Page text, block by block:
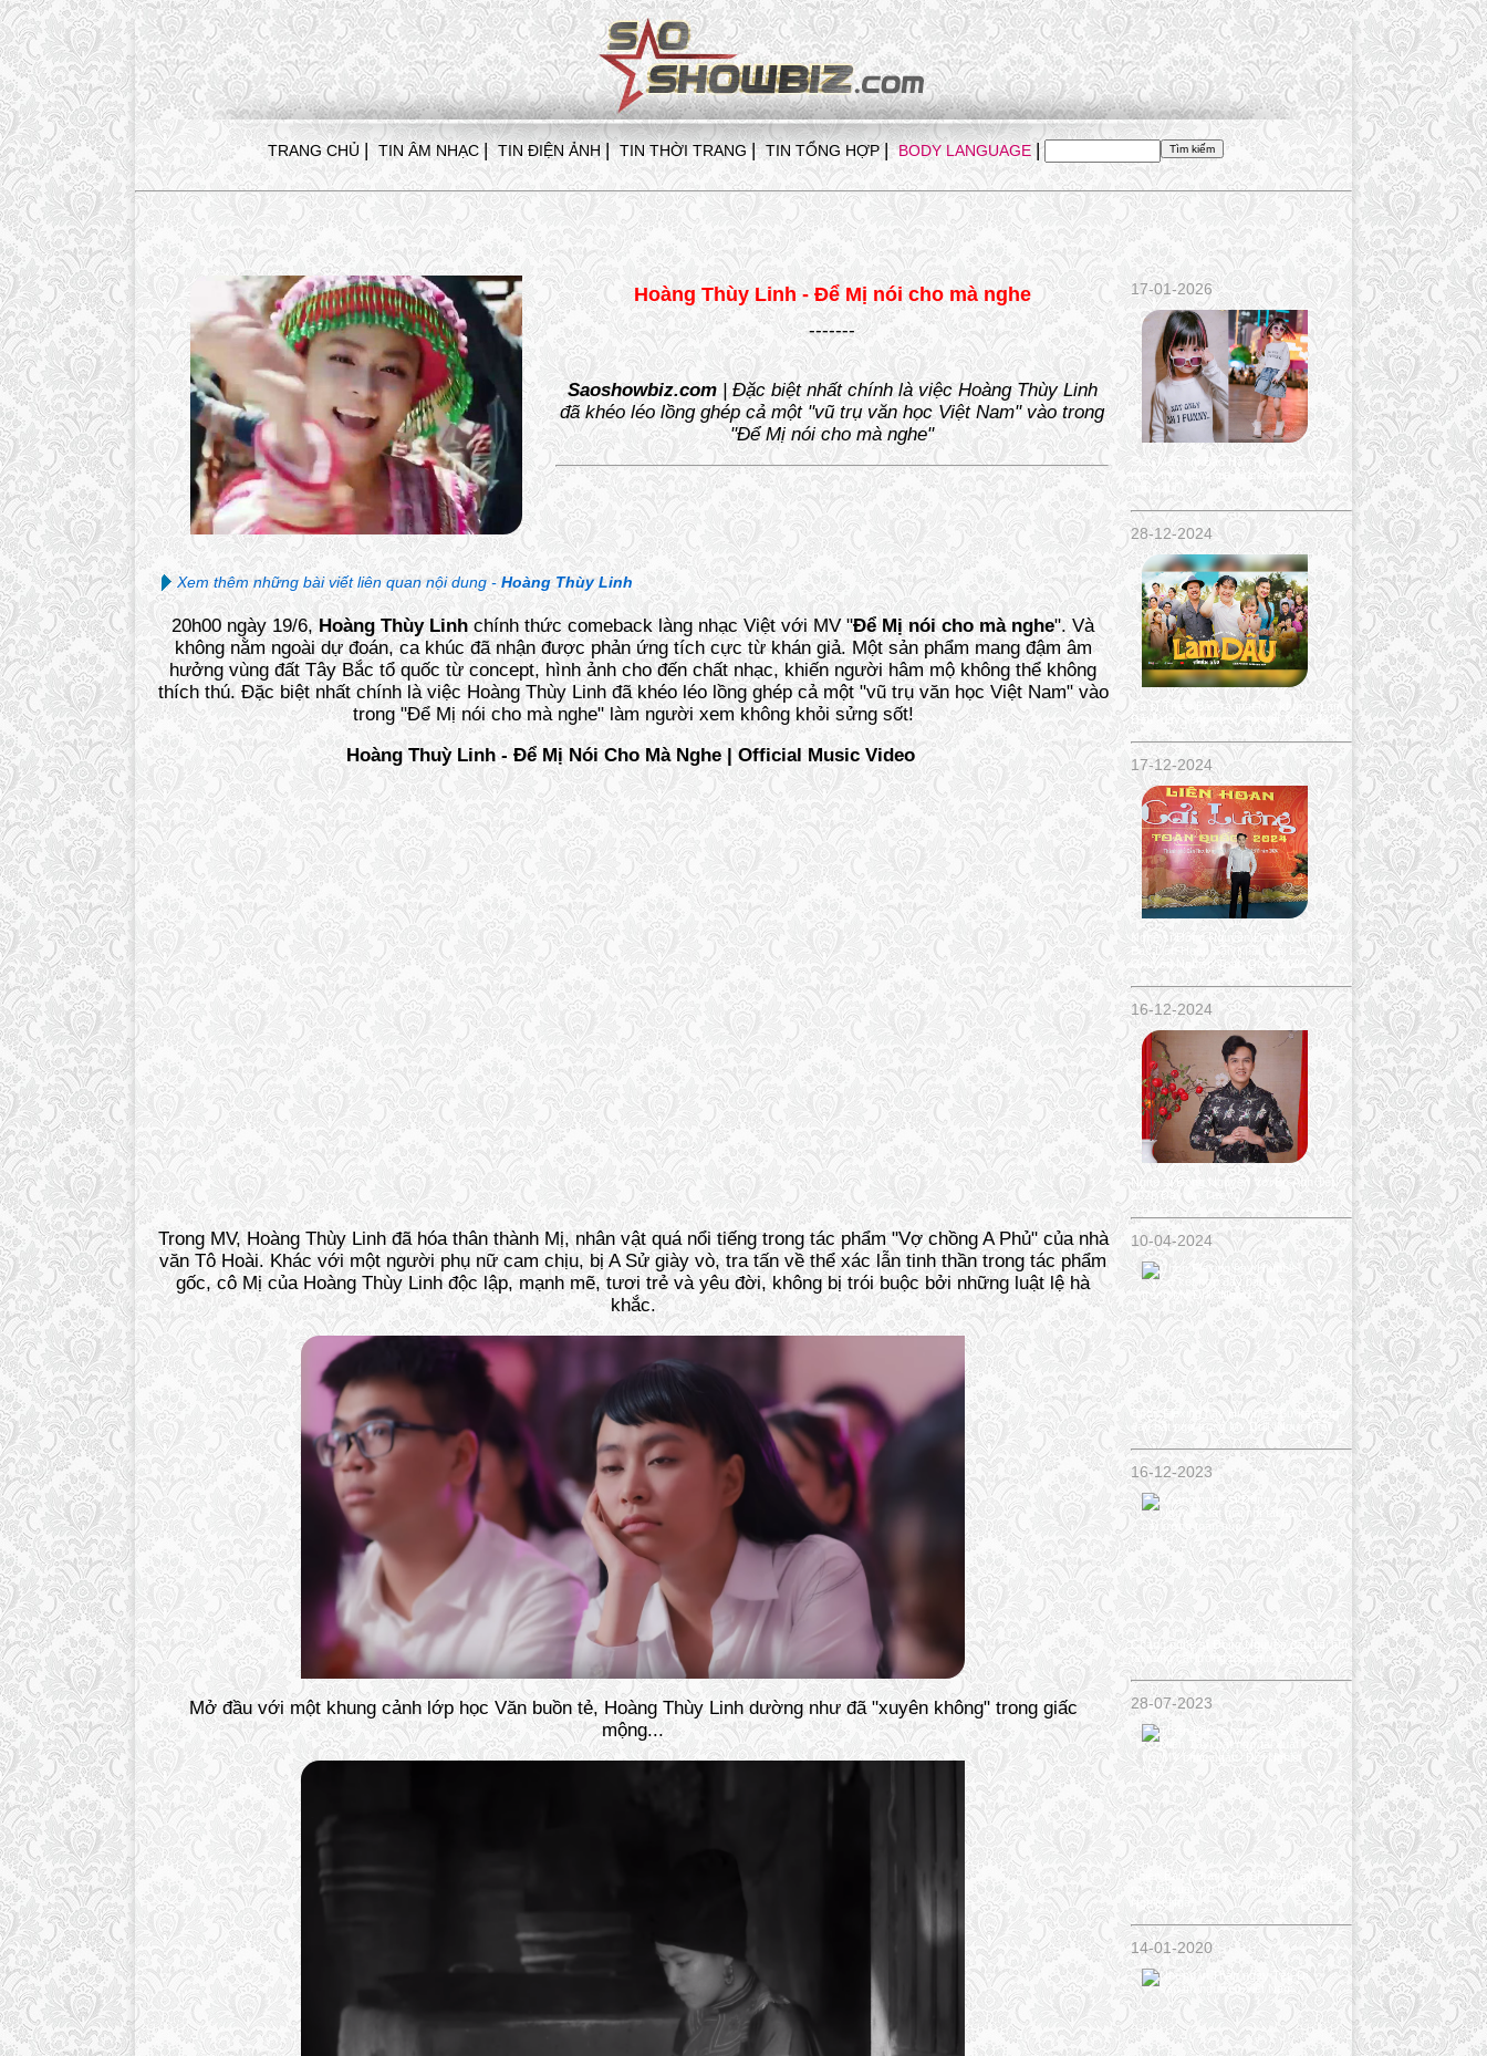
TRANG CHỦ | TIN ÂM NHẠC | TIN ĐIỆN ẢNH | TIN THỜI TRANG | TIN TỔNG HỢP | BODY LANGUAGE |
Hoàng Thùy Linh - Để Mị nói cho mà nghe
-------
Saoshowbiz.com| Đặc biệt nhất chính là việc Hoàng Thùy Linh
đã khéo léo lồng ghép cả một "vũ trụ văn học Việt Nam" vào trong
"Để Mị nói cho mà nghe"
Xem thêm những bài viết liên quan nội dung -Hoàng Thùy Linh
20h00 ngày 19/6,Hoàng Thùy Linh chính thức comeback làng nhạc Việt với MV "Để Mị nói cho mà nghe". Và
không nằm ngoài dự đoán, ca khúc đã nhận được phản ứng tích cực từ khán giả. Một sản phẩm mang đậm âm
hưởng vùng đất Tây Bắc tổ quốc từ concept, hình ảnh cho đến chất nhạc, khiến người hâm mộ không thể không
thích thú. Đặc biệt nhất chính là việc Hoàng Thùy Linh đã khéo léo lồng ghép cả một "vũ trụ văn học Việt Nam" vào
trong "Để Mị nói cho mà nghe" làm người xem không khỏi sửng sốt!
Hoàng Thuỳ Linh - Để Mị Nói Cho Mà Nghe | Official Music Video
Trong MV, Hoàng Thùy Linh đã hóa thân thành Mị, nhân vật quá nổi tiếng trong tác phẩm "Vợ chồng A Phủ" của nhà
văn Tô Hoài. Khác với một người phụ nữ cam chịu, bị A Sử giày vò, tra tấn về thể xác lẫn tinh thần trong tác phẩm
gốc, cô Mị của Hoàng Thùy Linh độc lập, mạnh mẽ, tươi trẻ và yêu đời, không bị trói buộc bởi những luật lệ hà
khắc.
Mở đầu với một khung cảnh lớp học Văn buồn tẻ, Hoàng Thùy Linh dường như đã "xuyên không" trong giấc
mộng...
17-01-2026
Siêu Mẫu nhí Bảo Hân (Winnie) - “Viên
ngọc thô” sáng giá của làng mốt Việt khi
mới 4 tuổi
28-12-2024
Ca sĩ Thiên Bảo ra mắt MV khủng "Làm
Dâu" đầy tiếng cười, đón tết Ất Tỵ 2025
17-12-2024
Nghệ sĩ Đông Nguyên Đạt Huy Chương
Bạc Liên Hoan Sân Khấu Cải Lương
Chuyên Nghiệp Toàn Quốc 2024
16-12-2024
Nghệ sĩ Đông Nguyên Với Bộ Ảnh Tết
2025 Đầy Ấn Tượng
10-04-2024
Chọn Flexing hay Humble? Sự kết hợp
đầy bất ngờ trong Mv Drill “Người Tài”
16-12-2023
Chàng nghệ sĩ Đông Nguyên đạt giải nhì
tài năng cải lương toàn quốc 2023
28-07-2023
Thiên Bảo [Chàng Ca Sĩ Miền Tây] bất
ngờ tái xuất với MV phim ngắn “Đời
Nghiệt Ngã”
14-01-2020